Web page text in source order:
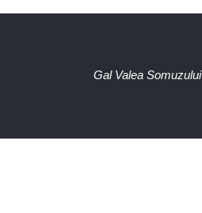
Gal Valea Somuzului